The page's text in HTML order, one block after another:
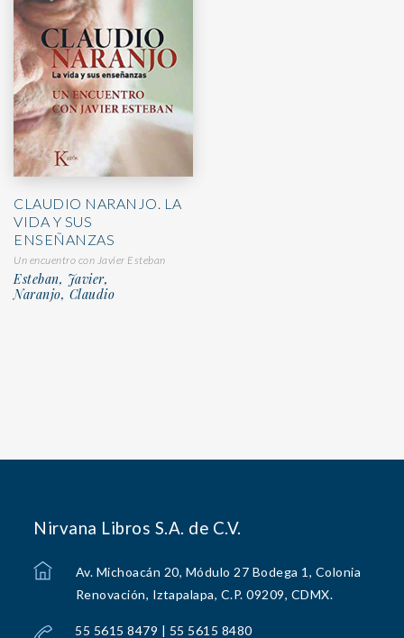
CLAUDIO NARANJO. LA
VIDA Y SUS
ENSEÑANZAS
Un encuentro con Javier Esteban
Esteban, Javier,
Naranjo, Claudio
Nirvana Libros S.A. de C.V.
Av. Michoacán 20, Módulo 27 Bodega 1, Colonia
Renovación, Iztapalapa, C.P. 09209, CDMX.
55 5615 8479 | 55 5615 8480